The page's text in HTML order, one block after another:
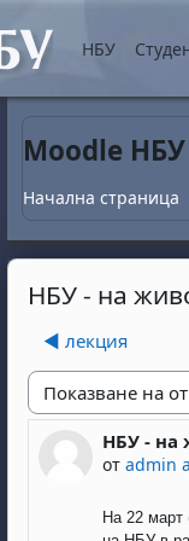
НБУ
Moodle НБУ
Начална страница
НБУ - на
◀︎ лекция
Начин на
НБУ - на
от admin
Number
На 22 март